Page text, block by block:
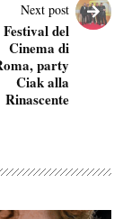
Next post
Festival del
Cinema di
party
Ciak alla
Rinascente